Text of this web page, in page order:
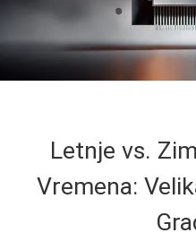
Letnje vs.
Vremena: